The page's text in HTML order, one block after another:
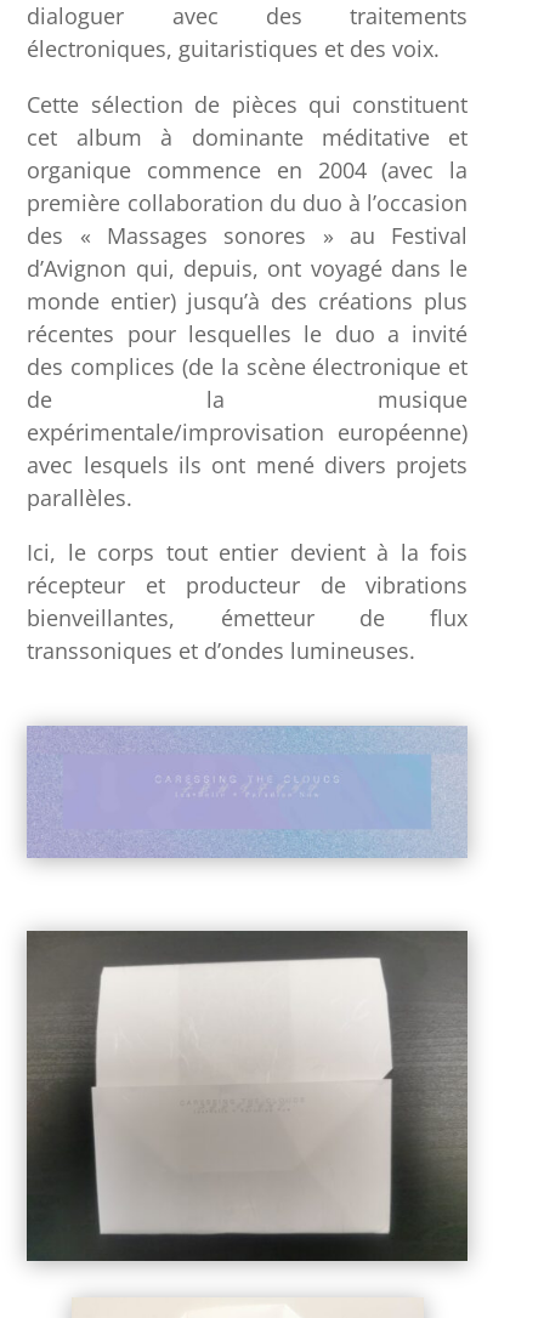
dialoguer avec des traitements
électroniques, guitaristiques et des voix.
Cette sélection de pièces qui constituent
cet album à dominante méditative et
organique commence en 2004 (avec la
première collaboration du duo à l’occasion
des « Massages sonores » au Festival
d’Avignon qui, depuis, ont voyagé dans le
monde entier) jusqu’à des créations plus
récentes pour lesquelles le duo a invité
des complices (de la scène électronique et
de la musique
expérimentale/improvisation européenne)
avec lesquels ils ont mené divers projets
parallèles.
Ici, le corps tout entier devient à la fois
récepteur et producteur de vibrations
bienveillantes, émetteur de flux
transsoniques et d’ondes lumineuses.